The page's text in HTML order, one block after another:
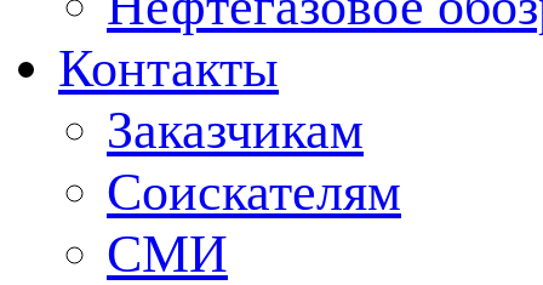
Контакты
Заказчикам
Соискателям
СМИ